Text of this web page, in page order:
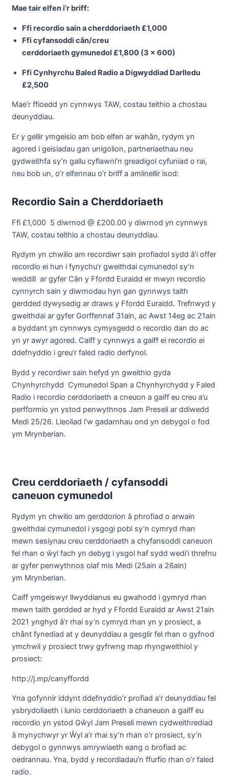
Mae tair elfen i’r briff:
Ffi recordio sain a cherddoriaeth £1,000
Ffi cyfansoddi cân/creu
cerddoriaeth gymunedol £1,800 (3 x 600)
Ffi Cynhyrchu Baled Radio a Digwyddiad Darlledu
£2,500
Mae’r ffioedd yn cynnwys TAW, costau teithio a chostau
deunyddiau.
Er y gellir ymgeisio am bob elfen ar wahân, rydym yn
agored i geisiadau gan unigolion, partneriaethau neu
gydweithfa sy’n gallu cyflawni’n greadigol cyfuniad o rai,
neu bob un, o’r elfennau o’r briff a amlinellir isod:
Recordio Sain a Cherddoriaeth
Ffi £1,000 5 diwrnod @ £200.00 y diwrnod yn cynnwys
TAW, costau teithio a chostau deunyddiau.
Rydym yn chwilio am recordiwr sain profiadol sydd â’i offer
recordio ei hun i fynychu’r gweithdai cymunedol sy’n
weddill ar gyfer Cân y Ffordd Euraidd er mwyn recordio
cynnyrch sain y diwrnodau hyn gan gynnwys taith
gerdded dywysedig ar draws y Ffordd Euraidd. Trefnwyd y
gweithdai ar gyfer Gorffennaf 31ain, ac Awst 14eg ac 21ain
a byddant yn cynnwys cymysgedd o recordio dan do ac
yn yr awyr agored. Caiff y cynnwys a gaiff ei recordio ei
ddefnyddio i greu’r faled radio derfynol.
Bydd y recordiwr sain hefyd yn gweithio gyda
Chynhyrchydd Cymunedol Span a Chynhyrchydd y Faled
Radio i recordio cerddoriaeth a cneuon a gaiff eu creu a’u
perfformio yn ystod penwythnos Jam Preseli ar ddiwedd
Medi 25/26. Lleoliad i’w gadarnhau ond yn debygol o fod
ym Mrynberian.
Creu cerddoriaeth / cyfansoddi
caneuon cymunedol
Rydym yn chwilio am gerddorion â phrofiad o arwain
gweithdai cymunedol i ysgogi pobl sy’n cymryd rhan
mewn sesiynau creu cerddoriaeth a chyfansoddi caneuon
fel rhan o ŵyl fach yn debyg i ysgol haf sydd wedi’i threfnu
ar gyfer penwythnos olaf mis Medi (25ain a 26ain)
ym Mrynberian.
Caiff ymgeiswyr llwyddianus eu gwahodd i gymryd rhan
mewn taith gerdded ar hyd y Ffordd Euraidd ar Awst 21ain
2021 ynghyd â’r rhai sy’n cymryd rhan yn y prosiect, a
chânt fynediad at y deunyddiau a gesglir fel rhan o gyfnod
ymchwil y prosiect trwy gyfrwng map rhyngweithiol y
prosiect:
http://j.mp/canyffordd
Yna gofynnir iddynt ddefnyddio’r profiad a’r deunyddiau fel
ysbrydoliaeth i lunio cerddoriaeth a chaneuon a gaiff eu
recordio yn ystod Gŵyl Jam Preseli mewn cydweithrediad
â mynychwyr yr Ŵyl a’r rhai sy’n rhan o’r prosiect, sy’n
debygol o gynnwys amrywiaeth eang o brofiad ac
oedrannau. Yna, bydd y recordiadau’n ffurfio rhan o’r faled
radio.